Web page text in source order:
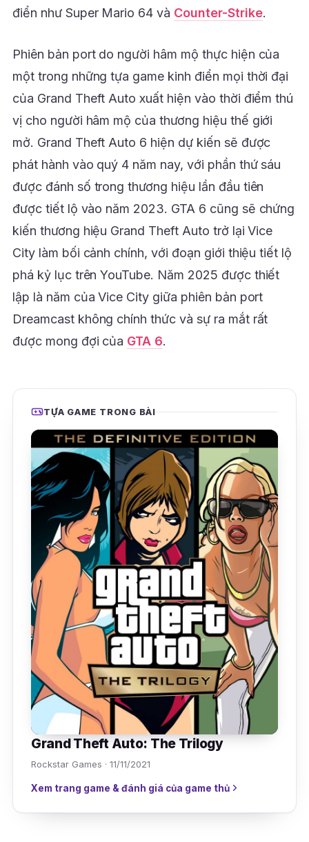
điển như Super Mario 64 và Counter-Strike.
Phiên bản port do người hâm mộ thực hiện của
một trong những tựa game kinh điển mọi thời đại
của Grand Theft Auto xuất hiện vào thời điểm thú
vị cho người hâm mộ của thương hiệu thế giới
mở. Grand Theft Auto 6 hiện dự kiến sẽ được
phát hành vào quý 4 năm nay, với phần thứ sáu
được đánh số trong thương hiệu lần đầu tiên
được tiết lộ vào năm 2023. GTA 6 cũng sẽ chứng
kiến thương hiệu Grand Theft Auto trở lại Vice
City làm bối cảnh chính, với đoạn giới thiệu tiết lộ
phá kỷ lục trên YouTube. Năm 2025 được thiết
lập là năm của Vice City giữa phiên bản port
Dreamcast không chính thức và sự ra mắt rất
được mong đợi của GTA 6.
TỰA GAME TRONG BÀI
Grand Theft Auto: The Trilogy
Rockstar Games · 11/11/2021
Xem trang game & đánh giá của game thủ